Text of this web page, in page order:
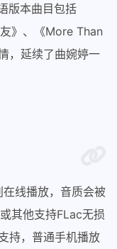
版本曲目包括
》、《More Than
，延续了曲婉婷一
线播放，音质会被
其他支持FLac无损
持，普通手机播放